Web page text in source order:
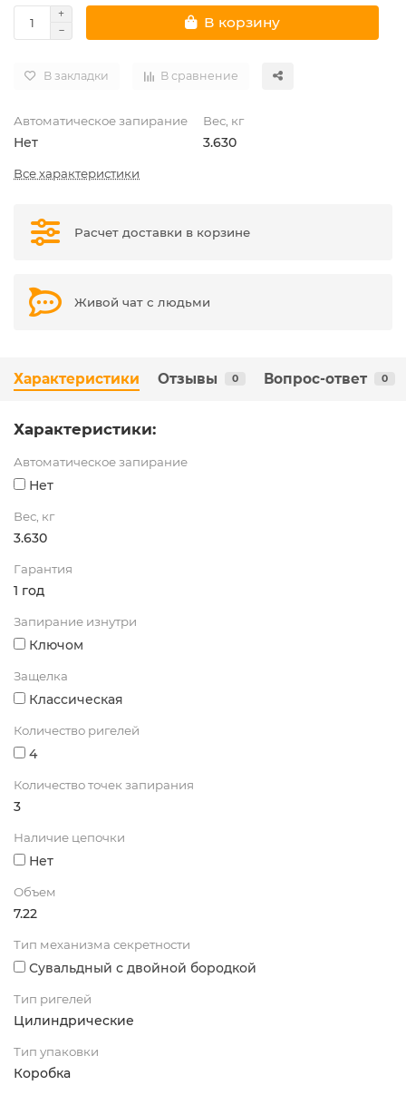
В корзину
В закладки В сравнение
Автоматическое запирание
Нет
Вес, кг
3.630
Все характеристики
Расчет доставки в корзине
Живой чат с людьми
Характеристики Отзывы 0 Вопрос-ответ 0
Характеристики:
Автоматическое запирание
Нет
Вес, кг
3.630
Гарантия
1 год
Запирание изнутри
Ключом
Защелка
Классическая
Количество ригелей
4
Количество точек запирания
3
Наличие цепочки
Нет
Объем
7.22
Тип механизма секретности
Сувальдный с двойной бородкой
Тип ригелей
Цилиндрические
Тип упаковки
Коробка